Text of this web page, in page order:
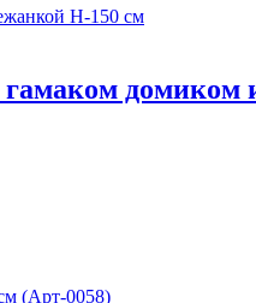
домиком